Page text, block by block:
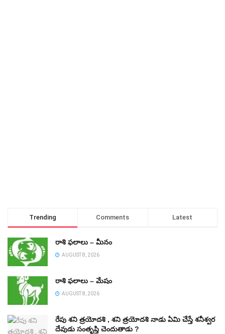
Trending Comments Latest
రాశి ఫలాలు – మీనం
AUGUST 8, 2026
రాశి ఫలాలు – మేషం
AUGUST 8, 2026
రేపు శని త్రయోదశి , శని త్రయోదశి నాడు ఏమి చేస్తే శనీశ్వర
దేవుడు సంతృప్తి చెందుతాడు ?